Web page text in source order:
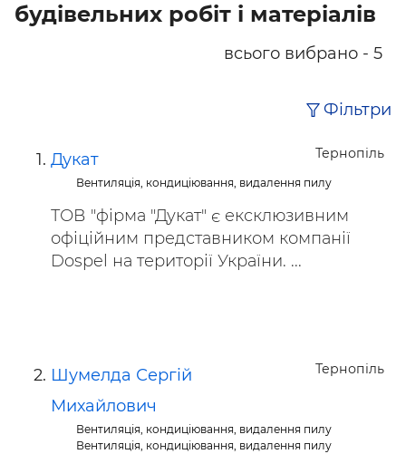
будівельних робіт і матеріалів
всього вибрано - 5
Фільтри
Тернопіль
Дукат
Вентиляція, кондиціювання, видалення пилу
ТОВ "фірма "Дукат" є ексклюзивним
офіційним представником компанії
Dospel на території України. ...
Тернопіль
Шумелда Сергій
Михайлович
Вентиляція, кондиціювання, видалення пилу
Вентиляція, кондиціювання, видалення пилу